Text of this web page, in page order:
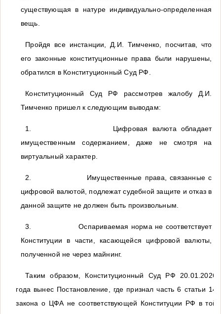
существующая в натуре индивидуально-определенная
вещь.
Пройдя все инстанции, Д.И. Тимченко, посчитав, что
его законные конституционные права были нарушены,
обратился в Конституционный Суд РФ.
Конституционный Суд РФ рассмотрев жалобу Д.И.
Тимченко пришел к следующим выводам:
1.
Цифровая валюта обладает
имущественным содержанием, даже не смотря на
виртуальный характер.
2.
Имущественные права, связанные с
цифровой валютой, подлежат судебной защите и отказ в
данной защите не должен быть произвольным.
3.
Оспариваемая норма не соответствует
Конституции в части, касающейся цифровой валюты,
полученной не через майнинг.
Таким образом, Конституционный Суд РФ 20.01.2026
года вынес Постановление, где признал часть 6 статьи 14
закона о ЦФА не соответствующей Конституции РФ в той